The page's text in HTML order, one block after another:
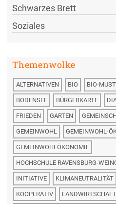
Schwarzes Brett
Soziales
Themenwolke
ALTERNATIVEN BIO BIO-
BODENSEE BÜRGERKARTE
FRIEDEN GARTEN
GEMEINWOHL GEMEINWOHL-
GEMEINWOHLÖKONOMIE
HOCHSCHULE RAVENSBURG-
INITIATIVE KLIMANEUTRALITÄT
KOOPERATIV LANDWIRTSCHAFT